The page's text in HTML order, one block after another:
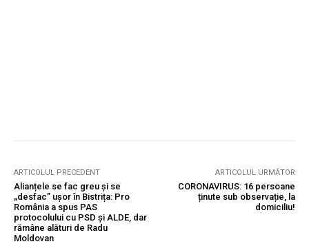
ARTICOLUL PRECEDENT
Alianțele se fac greu și se
„desfac” ușor în Bistrița: Pro
România a spus PAS
protocolului cu PSD și ALDE, dar
rămâne alături de Radu
Moldovan
ARTICOLUL URMĂTOR
CORONAVIRUS: 16 persoane
ținute sub observație, la
domiciliu!